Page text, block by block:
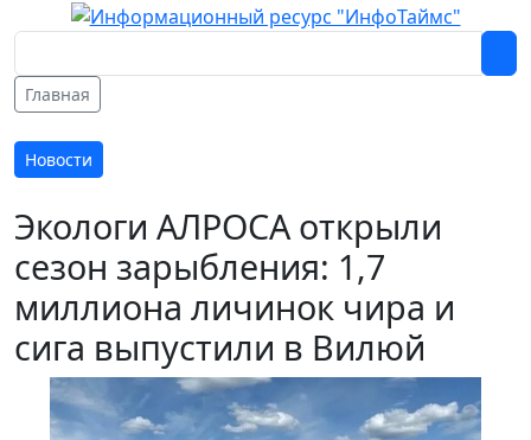
Главная
Новости
Экологи АЛРОСА открыли
сезон зарыбления: 1,7
миллиона личинок чира и
сига выпустили в Вилюй